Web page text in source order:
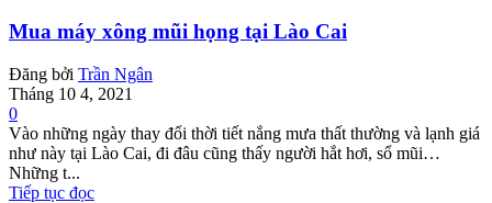
Mua máy xông mũi họng tại Lào Cai
Đăng bởi Trần Ngân
Tháng 10 4, 2021
0
Vào những ngày thay đổi thời tiết nắng mưa thất thường và lạnh giá
như này tại Lào Cai, đi đâu cũng thấy người hắt hơi, sổ mũi…
Những t...
Tiếp tục đọc